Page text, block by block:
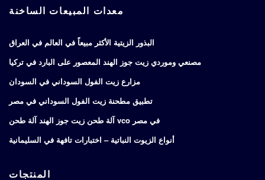
معدات المبيعات الساخنة
البذور الزيتية الأكثر مبيعاً في العالم في العراق
مصنعي وموردي زيت جوز الهند المعصور على البارد في تركيا
مزارع زيت الفول السوداني في السودان
تطبيق مطحنة زيت الفول السوداني في مصر
آلة طحن زيت جوز الهند آلة طحن vco في مصر
أنواع الزيوت النباتية – اختبارات تافهة في السليمانية
المنتجات